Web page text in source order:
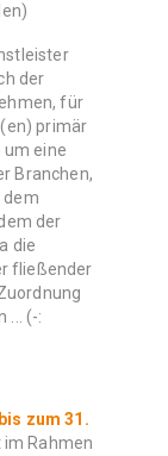
der
für
primär
um eine
Branchen,
dem
der
die
fließender
... (-:
zum 31.
Rahmen